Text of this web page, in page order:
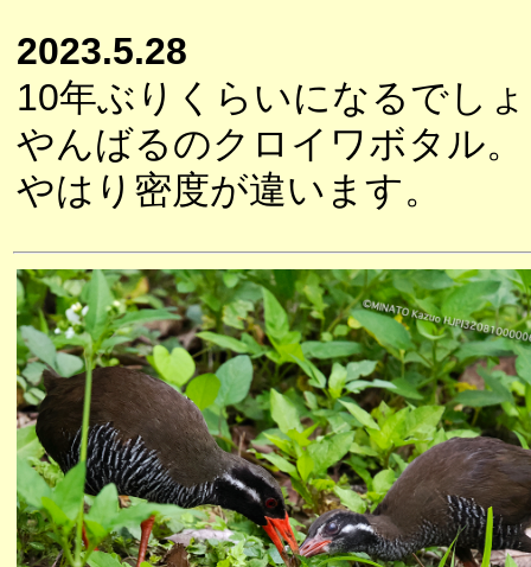
2023.5.28
10年ぶりくらいになるでし
やんばるのクロイワボタル。
やはり密度が違います。